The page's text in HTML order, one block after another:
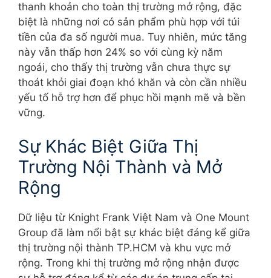
thanh khoản cho toàn thị trường mở rộng, đặc
biệt là những nơi có sản phẩm phù hợp với túi
tiền của đa số người mua. Tuy nhiên, mức tăng
này vẫn thấp hơn 24% so với cùng kỳ năm
ngoái, cho thấy thị trường vẫn chưa thực sự
thoát khỏi giai đoạn khó khăn và còn cần nhiều
yếu tố hỗ trợ hơn để phục hồi mạnh mẽ và bền
vững.
Sự Khác Biệt Giữa Thị
Trường Nội Thành và Mở
Rộng
Dữ liệu từ Knight Frank Việt Nam và One Mount
Group đã làm nổi bật sự khác biệt đáng kể giữa
thị trường nội thành TP.HCM và khu vực mở
rộng. Trong khi thị trường mở rộng nhận được